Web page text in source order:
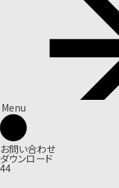
Menu
お問い合わせ
ダウンロード
44